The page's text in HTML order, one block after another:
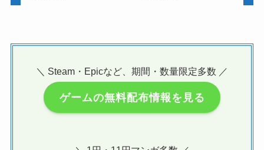
＼ Steam・Epicなど、期間・数量限定多数 ／
ゲームの無料配布情報を見る